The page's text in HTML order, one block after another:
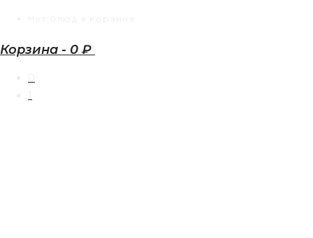
Нет блюд в корзине.
Корзина - 0 ₽
0
1